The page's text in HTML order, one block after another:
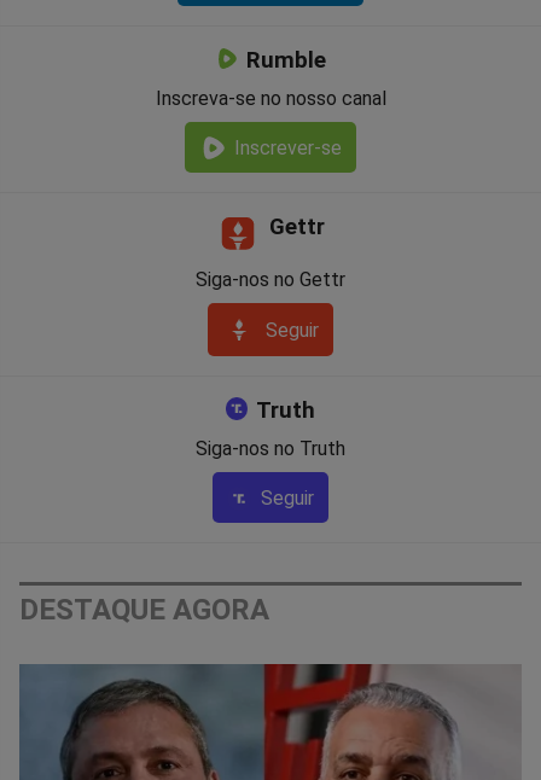
Rumble
Inscreva-se no nosso canal
Inscrever-se
Gettr
Siga-nos no Gettr
Seguir
Truth
Siga-nos no Truth
Seguir
DESTAQUE AGORA